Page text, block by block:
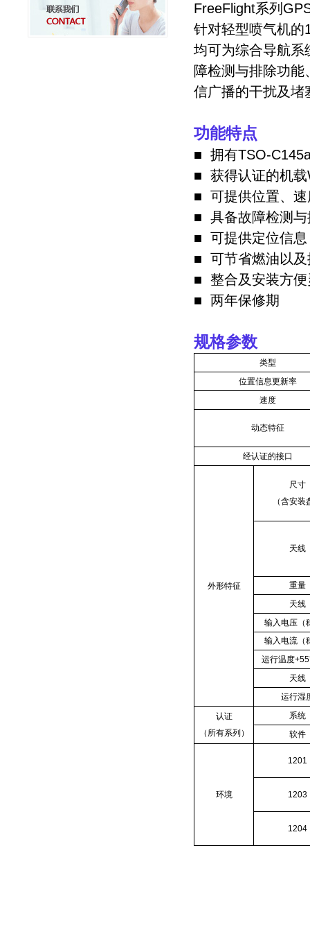
FreeFlight系列
针对轻型喷气机的
均可为综合导航系
障检测与排除功
信广播的干扰及堵
功能特点
■ 拥有TSO-
■ 获得认证的机载
■ 可提供位置、速
■ 具备故障检测与
■ 可提供定位信息
■ 可节省燃油以及
■ 整合及安装方便
■ 两年保修期
规格参数
类型
位置信息更新率
速度
动态特征
经认证的接口
外形特征
尺寸
（含安装
天线
重量
天线
输入电压（
输入电流（
运行温度
天线
运行湿
认证
（所有系列）
系统
软件
环境
1201
1203
1204